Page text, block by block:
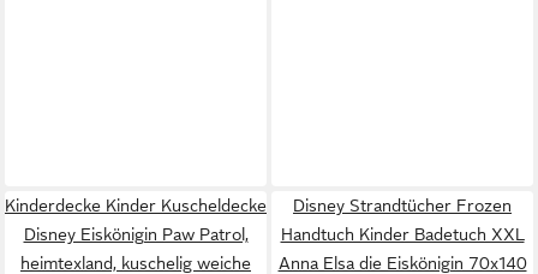
Kinderdecke Kinder Kuscheldecke
Disney Eiskönigin Paw Patrol,
heimtexland, kuschelig weiche
Disney Strandtücher Frozen
Handtuch Kinder Badetuch XXL
Anna Elsa die Eiskönigin 70x140